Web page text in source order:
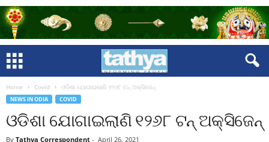
Home Covid ଓଡିଶା ଯୋଗାଇଲାଣି ୧୨୬୮ ଟନ୍‍ ଅକ୍ସିଜେନ୍‍
NEWS IN ODIA COVID
ଓଡିଶା ଯୋଗାଇଲାଣି ୧୨୬୮ ଟନ୍‍ ଅକ୍ସିଜେନ୍‍
By Tathya Correspondent - April 26, 2021